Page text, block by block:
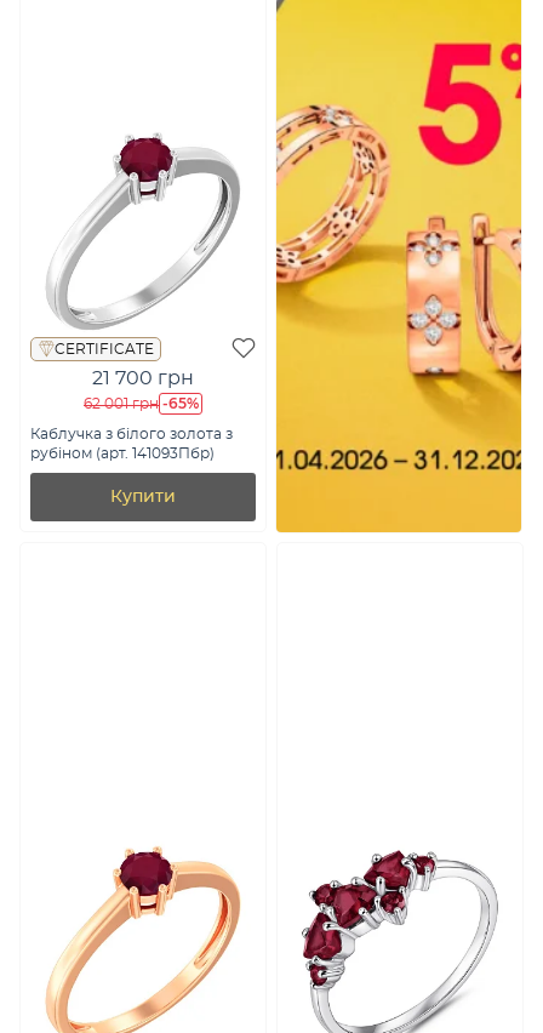
CERTIFICATE
21 700 грн
62 001 грн -65%
Каблучка з білого золота з
рубіном (арт. 141093Пбр)
Купити